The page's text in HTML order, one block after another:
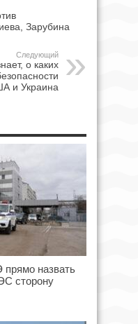
Зарубина
Следующий
о каких
и Украина
назвать
сторону